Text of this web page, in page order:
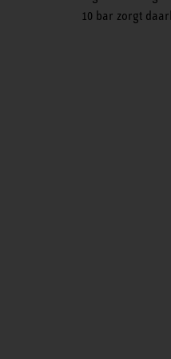
10 bar zorgt